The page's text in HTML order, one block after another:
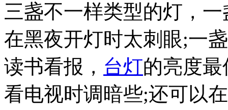
三盏不一样类型的灯，
在黑夜开灯时太刺眼;一
读书看报， 台灯的亮度
看电视时调暗些;还可以